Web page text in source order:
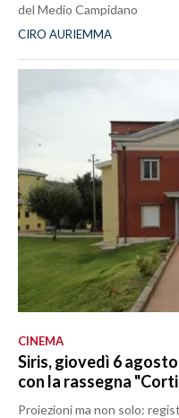
del Medio Campidano
CIRO AURIEMMA
CINEMA
Siris, giovedì 6
con la rassegna
Proiezioni ma non solo: